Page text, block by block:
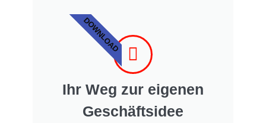
Ihr Weg zur eigenen
Geschäftsidee
DOWNLOAD